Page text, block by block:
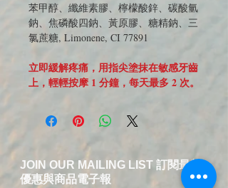
苯甲醇、纖維素膠、檸檬酸鋅、碳酸氫
鈉、焦磷酸四鈉、黃原膠、糖精鈉、三
氯蔗糖, Limonene, CI 77891
立即緩解疼痛，用指尖塗抹在敏感牙齒
上，輕輕按摩 1 分鐘，每天最多 2 次。
JOIN OUR MAILING LIST 訂閱最新
優惠與商品電子報